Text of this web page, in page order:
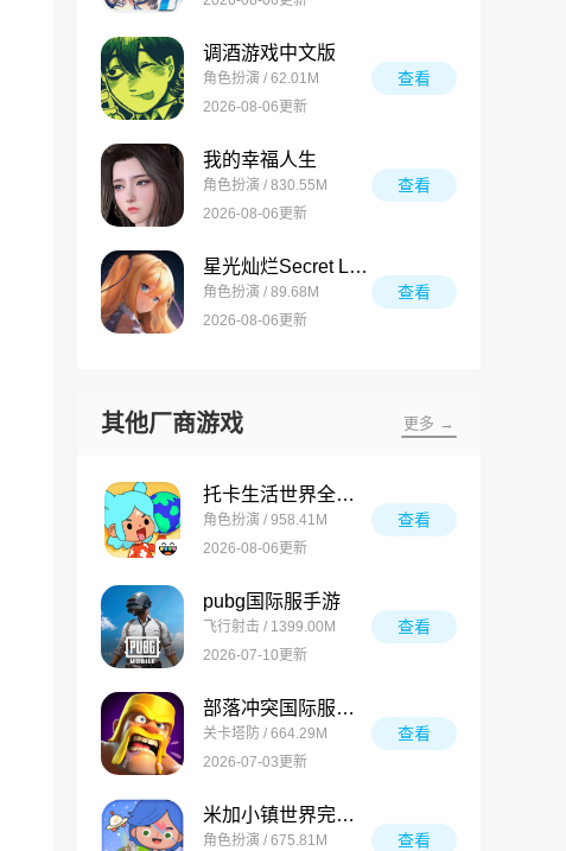
调酒游戏中文版
角色扮演 / 62.01M
2026-08-06更新
查看
我的幸福人生
角色扮演 / 830.55M
2026-08-06更新
查看
星光灿烂Secret Love
角色扮演 / 89.68M
2026-08-06更新
查看
其他厂商游戏 更多 →
托卡生活世界全解锁版
角色扮演 / 958.41M
2026-08-06更新
查看
pubg国际服手游
飞行射击 / 1399.00M
2026-07-10更新
查看
部落冲突国际服最新版
关卡塔防 / 664.29M
2026-07-03更新
查看
米加小镇世界完整版
角色扮演 / 675.81M
查看